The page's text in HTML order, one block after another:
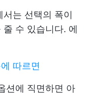
는 선택의 폭이
수 있습니다. 에
따르면
션에 직면하면 아